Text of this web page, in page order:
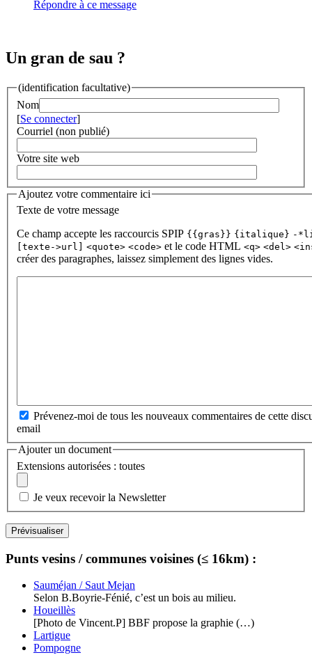
Répondre à ce message
Un gran de sau ?
(identification facultative)
Nom
[Se connecter]
Courriel (non publié)
Votre site web
Ajoutez votre commentaire ici
Texte de votre message
Ce champ accepte les raccourcis SPIP {{gras}} {italique} -
[texte->url]
<quote> <code> et le code HTML <q> <del>
créer des paragraphes, laissez simplement des lignes vides.
Prévenez-moi de tous les nouveaux commentaires de cette
email
Ajouter un document
Extensions autorisées : toutes
Je veux recevoir la Newsletter
Punts vesins / communes voisines (≤ 16km) :
Sauméjan / Saut Mejan
Selon B.Boyrie-Fénié, c’est un bois au milieu.
Houeillès
[Photo de Vincent.P] BBF propose la graphie (…)
Lartigue
Pompogne